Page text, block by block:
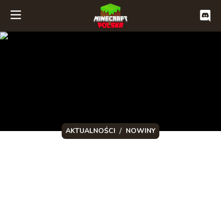
AKTUALNOŚCI / NOWINY